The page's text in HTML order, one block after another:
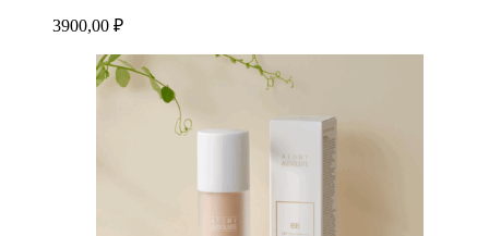
3900,00 ₽